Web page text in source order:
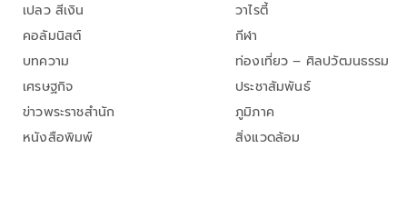
เปลว สีเงิน
คอลัมนิสต์
บทความ
เศรษฐกิจ
ข่าวพระราชสำนัก
หนังสือพิมพ์
วาไรตี้
กีฬา
ท่องเที่ยว – ศิลปวัฒนธรรม
ประชาสัมพันธ์
ภูมิภาค
สิ่งแวดล้อม